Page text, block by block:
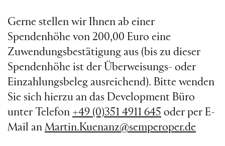
Gerne stellen wir Ihnen ab einer
Spendenhöhe von 200,00 Euro eine
Zuwendungsbestätigung aus (bis zu dieser
Spendenhöhe ist der Überweisungs- oder
Einzahlungsbeleg ausreichend). Bitte wenden
Sie sich hierzu an das Development Büro
unter Telefon +49 (0)351 4911 645 oder per E-
Mail an Martin.Kuenanz@semperoper.de